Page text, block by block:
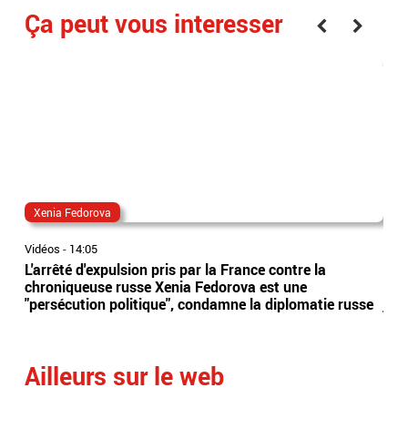
Ça peut vous interesser
Xenia Fedorova
Vidéos - 14:05
L'arrêté d'expulsion pris par la France contre la
chroniqueuse russe Xenia Fedorova est une
"persécution politique", condamne la diplomatie russe
Ailleurs sur le web